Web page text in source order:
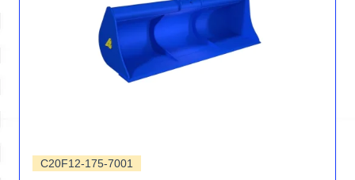
C20F12-175-7001